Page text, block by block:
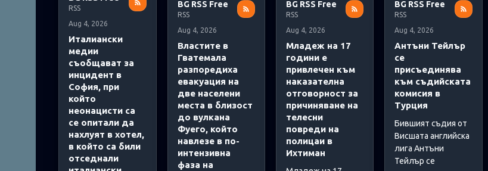
RSS
Aug 4, 2026
Италиански
медии
съобщават за
инцидент в
София, при
който
неонацисти са
се опитали да
нахлуят в хотел,
в който са били
отседнали
BG RSS Free
RSS
Aug 4, 2026
Властите в
Гватемала
разпоредиха
евакуация на
две населени
места в близост
до вулкана
Фуего, който
навлезе в по-
интензивна
фаза на
BG RSS Free
RSS
Aug 4, 2026
Младеж на 17
години е
привлечен към
наказателна
отговорност за
причиняване на
телесни
повреди на
полицаи в
Ихтиман
BG RSS Free
RSS
Aug 4, 2026
Антъни Тейлър
се
присъединява
към съдийската
комисия в
Турция
Бившият съдия от
Висшата английска
лига Антъни
Тейлър се